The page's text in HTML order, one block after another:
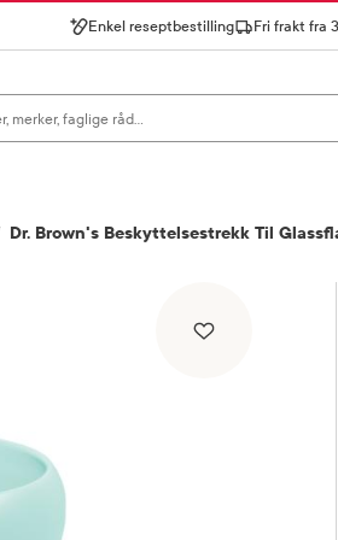
Enkel reseptbestilling Fri frakt fra
Dr. Brown's Beskyttelsestrekk Til